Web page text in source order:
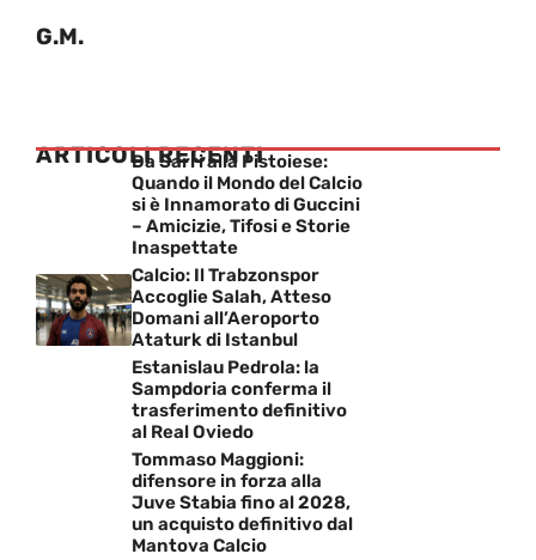
G.M.
ARTICOLI RECENTI
Da Sarri alla Pistoiese:
Quando il Mondo del Calcio
si è Innamorato di Guccini
– Amicizie, Tifosi e Storie
Inaspettate
Calcio: Il Trabzonspor
Accoglie Salah, Atteso
Domani all’Aeroporto
Ataturk di Istanbul
Estanislau Pedrola: la
Sampdoria conferma il
trasferimento definitivo
al Real Oviedo
Tommaso Maggioni:
difensore in forza alla
Juve Stabia fino al 2028,
un acquisto definitivo dal
Mantova Calcio